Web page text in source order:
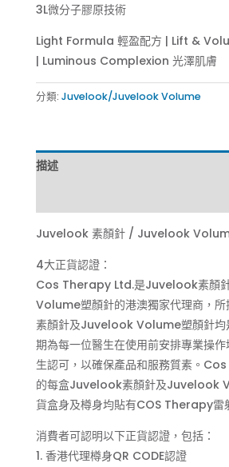
3L微分子膠原技術
Light Formula 輕盈配方 | Lift &
| Luminous Complexion 光澤肌膚
分類: Juvelook/Juvelook Volume
描述
Juvelook 素顏針 / Juvelook
4大正貨認證：
Cos Therapy Ltd.是Juvelook素顏
Volume塑顏針的港澳獨家代理商，
素顏針及Juvelook Volume塑顏針均
期為每一位醫生在使用前安排專業操
生認可，以確保產品和服務質素。
的每盒Juvelook素顏針及Juvelook
貨盒身及樽身均貼有COS Therapy雷
消費者可認明以下正貨認證，包括：
1. 香港代理樽身QR CODE認證